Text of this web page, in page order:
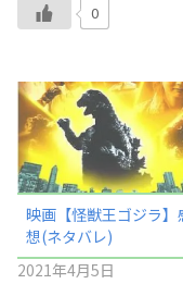
0
映画【怪獣王ゴジラ】
想(ネタバレ)
2021年4月5日